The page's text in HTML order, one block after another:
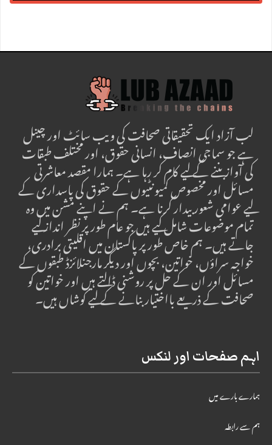
لب آزاد ایک تحقیقاتی صحافت کی ویب سائٹ اور چینل
ہے جو سماجی انصاف، انسانی حقوق، اور مختلف طبقات
کی آواز بننے کے لیے کام کر رہا ہے۔ ہمارا مقصد معاشرتی
مسائل اور مخصوص کمیونٹیوں کے حقوق کی پاسداری کے
لیے عوامی شعور بیدار کرنا ہے۔ ہم نے اپنے مشن میں وہ
تمام موضوعات شامل کیے ہیں جو عام طور پر نظر انداز کیے
جاتے ہیں۔ ہم خاص طور پر پاکستان میں اقلیتی برادری،
خواجہ سراؤں، خواتین، بچوں اور دیگر مارجنلائزڈ طبقوں کے
مسائل اور ان کے حل پر روشنی ڈالتے ہیں اور خواتین کو
صحافت کے ذریعے بااختیار بنانے کے لیے کوشاں ہیں۔
اہم صفحات اور لنکس
ہمارے بارے میں
ہم سے رابطہ